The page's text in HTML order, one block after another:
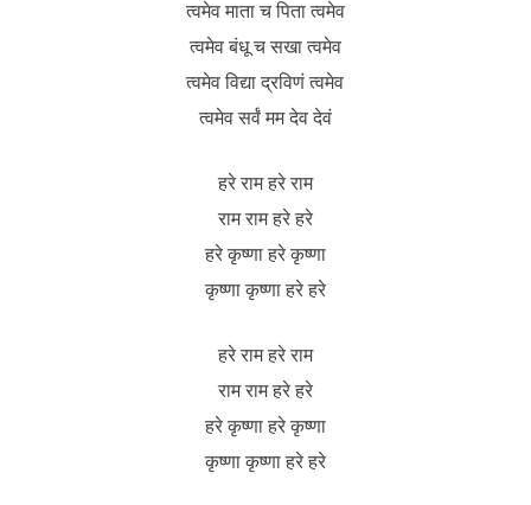
त्वमेव माता च पिता त्वमेव
त्वमेव बंधू च सखा त्वमेव
त्वमेव विद्या द्रविणं त्वमेव
त्वमेव सर्वं मम देव देवं
हरे राम हरे राम
राम राम हरे हरे
हरे कृष्णा हरे कृष्णा
कृष्णा कृष्णा हरे हरे
हरे राम हरे राम
राम राम हरे हरे
हरे कृष्णा हरे कृष्णा
कृष्णा कृष्णा हरे हरे